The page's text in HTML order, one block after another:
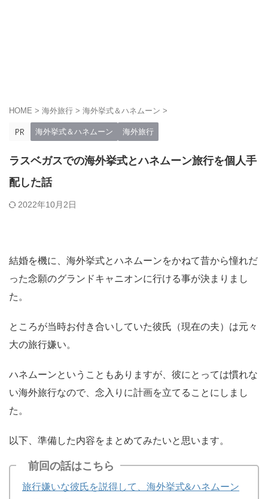
HOME > 海外旅行 > 海外挙式＆ハネムーン >
海外挙式＆ハネムーン 海外旅行
ラスベガスでの海外挙式とハネムーン旅行を個人手
配した話
2022年10月2日
結婚を機に、海外挙式とハネムーンをかねて昔から憧れだ
った念願のグランドキャニオンに行ける事が決まりまし
た。
ところが当時お付き合いしていた彼氏（現在の夫）は元々
大の旅行嫌い。
ハネムーンということもありますが、彼にとっては慣れな
い海外旅行なので、念入りに計画を立てることにしまし
た。
以下、準備した内容をまとめてみたいと思います。
前回の話はこちら
旅行嫌いな彼氏を説得して、海外挙式&ハネムーン